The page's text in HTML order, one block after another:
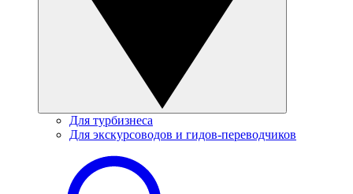
Для турбизнеса
Для экскурсоводов и гидов-переводчиков